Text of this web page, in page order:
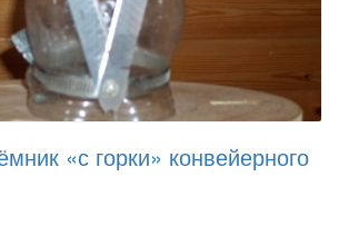
«с горки» конвейерного